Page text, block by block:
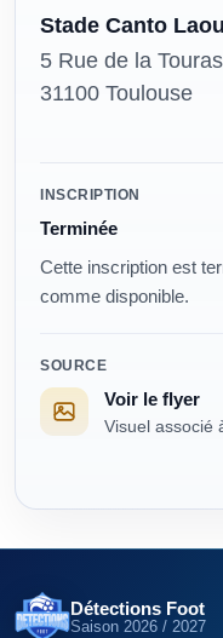
Stade Canto
5 Rue de la
31100 Toulouse
Modalités
INSCRIPTION
Terminée
Cette inscription est
comme disponible.
SOURCE
Voir le flyer
Visuel associé
Détections Foot
Saison 2026 / 2027